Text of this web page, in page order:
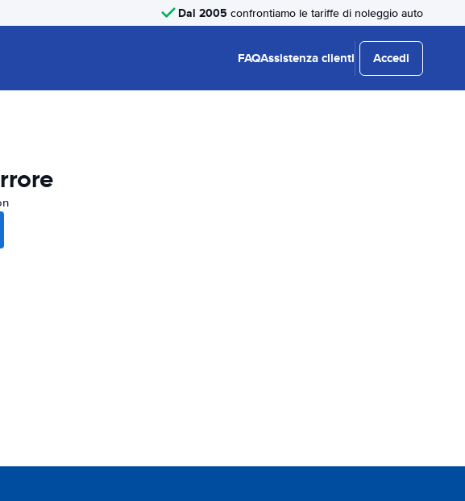
Dal 2005 confrontiamo le tariffe di noleggio auto
FAQAssistenza clienti Accedi